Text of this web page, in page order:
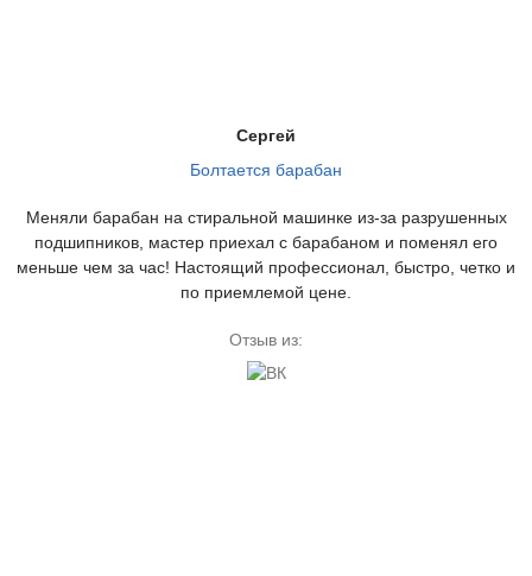
Сергей
Болтается барабан
Меняли барабан на стиральной машинке из-за разрушенных
подшипников, мастер приехал с барабаном и поменял его
меньше чем за час! Настоящий профессионал, быстро, четко и
по приемлемой цене.
Отзыв из: